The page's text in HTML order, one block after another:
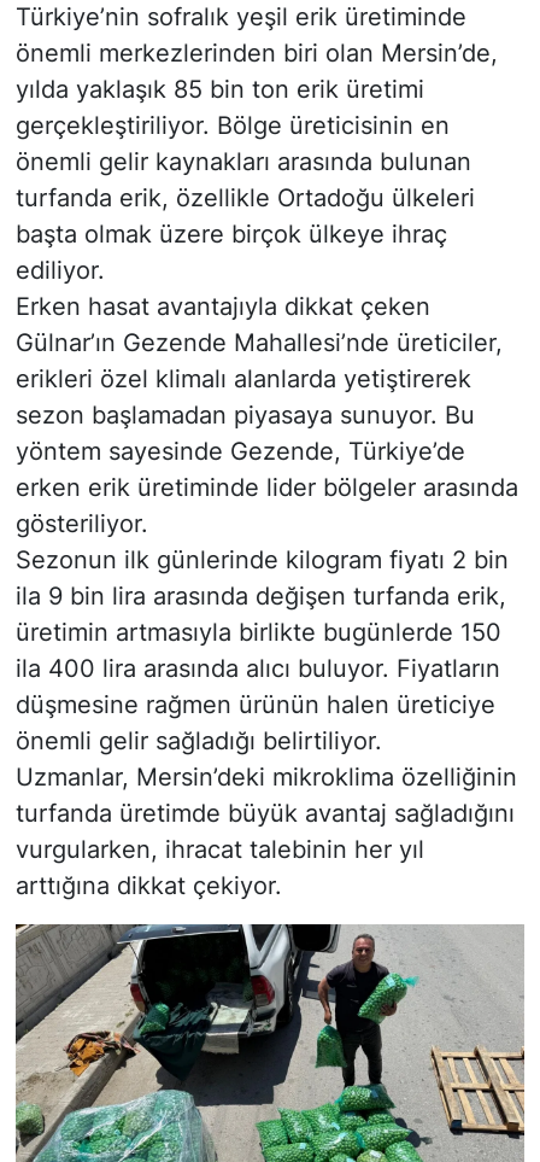
Türkiye’nin sofralık yeşil erik üretiminde
önemli merkezlerinden biri olan Mersin’de,
yılda yaklaşık 85 bin ton erik üretimi
gerçekleştiriliyor. Bölge üreticisinin en
önemli gelir kaynakları arasında bulunan
turfanda erik, özellikle Ortadoğu ülkeleri
başta olmak üzere birçok ülkeye ihraç
ediliyor.
Erken hasat avantajıyla dikkat çeken
Gülnar’ın Gezende Mahallesi’nde üreticiler,
erikleri özel klimalı alanlarda yetiştirerek
sezon başlamadan piyasaya sunuyor. Bu
yöntem sayesinde Gezende, Türkiye’de
erken erik üretiminde lider bölgeler arasında
gösteriliyor.
Sezonun ilk günlerinde kilogram fiyatı 2 bin
ila 9 bin lira arasında değişen turfanda erik,
üretimin artmasıyla birlikte bugünlerde 150
ila 400 lira arasında alıcı buluyor. Fiyatların
düşmesine rağmen ürünün halen üreticiye
önemli gelir sağladığı belirtiliyor.
Uzmanlar, Mersin’deki mikroklima özelliğinin
turfanda üretimde büyük avantaj sağladığını
vurgularken, ihracat talebinin her yıl
arttığına dikkat çekiyor.